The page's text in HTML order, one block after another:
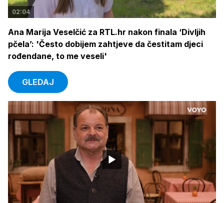
02:04
Ana Marija Veselčić za RTL.hr nakon finala ‘Divljih
pčela’: 'Često dobijem zahtjeve da čestitam djeci
rođendane, to me veseli'
GLEDAJ